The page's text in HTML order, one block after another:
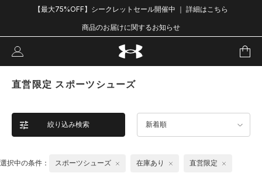
【最大75%OFF】シークレットセール開催中 ｜ 詳細はこちら
商品のお届けに関するお知らせ
直営限定 スポーツシューズ
絞り込み検索 新着順
選択中の条件： スポーツシューズ 在庫あり 直営限定